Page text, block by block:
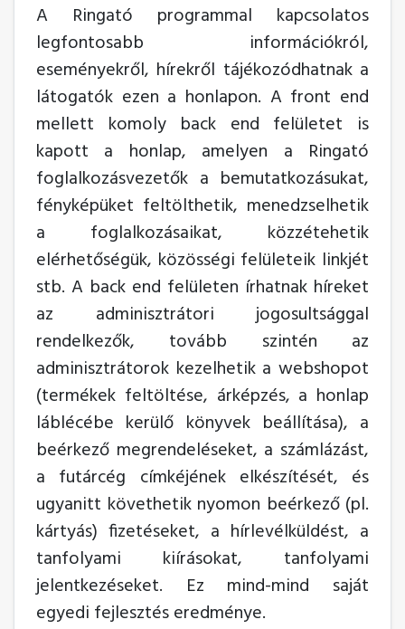
A Ringató programmal kapcsolatos
legfontosabb információkról,
eseményekről, hírekről tájékozódhatnak a
látogatók ezen a honlapon. A front end
mellett komoly back end felületet is
kapott a honlap, amelyen a Ringató
foglalkozásvezetők a bemutatkozásukat,
fényképüket feltölthetik, menedzselhetik
a foglalkozásaikat, közzétehetik
elérhetőségük, közösségi felületeik linkjét
stb. A back end felületen írhatnak híreket
az adminisztrátori jogosultsággal
rendelkezők, tovább szintén az
adminisztrátorok kezelhetik a webshopot
(termékek feltöltése, árképzés, a honlap
láblécébe kerülő könyvek beállítása), a
beérkező megrendeléseket, a számlázást,
a futárcég címkéjének elkészítését, és
ugyanitt követhetik nyomon beérkező (pl.
kártyás) fizetéseket, a hírlevélküldést, a
tanfolyami kiírásokat, tanfolyami
jelentkezéseket. Ez mind-mind saját
egyedi fejlesztés eredménye.